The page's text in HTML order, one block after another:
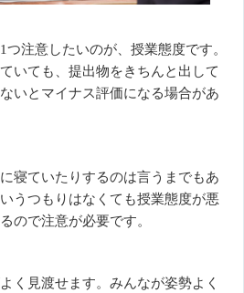
注意したいのが、授業態度です。
いても、提出物をきちんと出して
いとマイナス評価になる場合があ
寝ていたりするのは言うまでもあ
うつもりはなくても授業態度が悪
ので注意が必要です。
く見渡せます。みんなが姿勢よく